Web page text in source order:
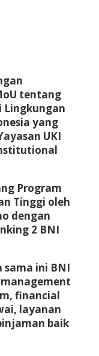
tentang
Lingkungan
yang
UKI
Program
Tinggi oleh
dengan
2 BNI
ini BNI
financial
layanan
baik